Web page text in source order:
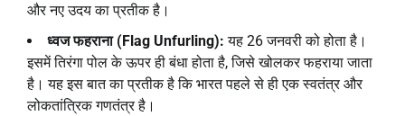
और नए उदय का प्रतीक है।
ध्वज फहराना (Flag Unfurling): यह 26 जनवरी को होता है।
इसमें तिरंगा पोल के ऊपर ही बंधा होता है, जिसे खोलकर फहराया जाता
है। यह इस बात का प्रतीक है कि भारत पहले से ही एक स्वतंत्र और
लोकतांत्रिक गणतंत्र है।